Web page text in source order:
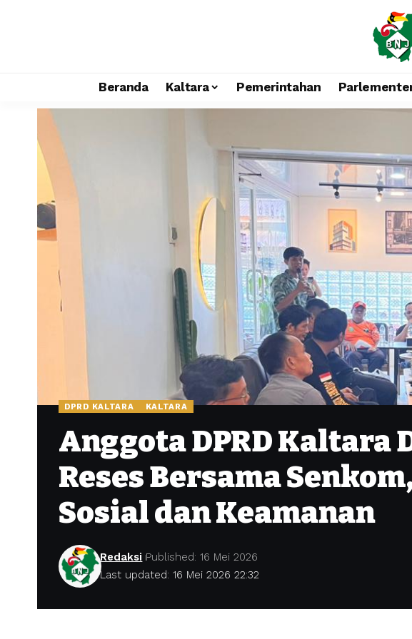
Beranda Kaltara Pemerintahan
DPRD KALTARA KALTARA
Anggota DPRD Kaltara
Reses Bersama
Sosial dan Keamanan
Last updated: 16 Mei 2026 22:32
Redaksi Published: 16 Mei 2026